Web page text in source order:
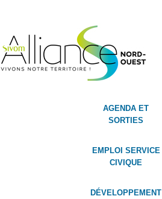
AGENDA ET
SORTIES
EMPLOI SERVICE
CIVIQUE
DÉVELOPPEMENT